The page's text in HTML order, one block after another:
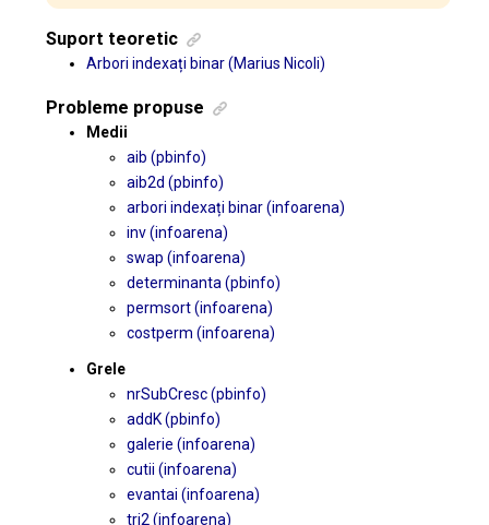
Suport teoretic
Arbori indexați binar (Marius Nicoli)
Probleme propuse
Medii
aib (pbinfo)
aib2d (pbinfo)
arbori indexați binar (infoarena)
inv (infoarena)
swap (infoarena)
determinanta (pbinfo)
permsort (infoarena)
costperm (infoarena)
Grele
nrSubCresc (pbinfo)
addK (pbinfo)
galerie (infoarena)
cutii (infoarena)
evantai (infoarena)
tri2 (infoarena)